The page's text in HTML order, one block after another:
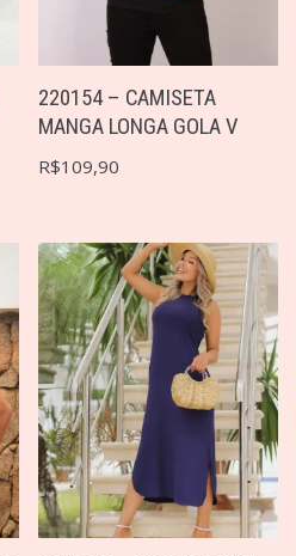
220154 – CAMISETA
MANGA LONGA GOLA V
R$109,90